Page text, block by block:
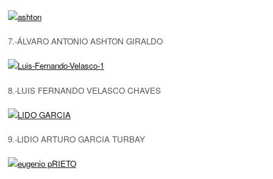
7.-ÁLVARO ANTONIO ASHTON GIRALDO
8.-LUIS FERNANDO VELASCO CHAVES
9.-LIDIO ARTURO GARCIA TURBAY